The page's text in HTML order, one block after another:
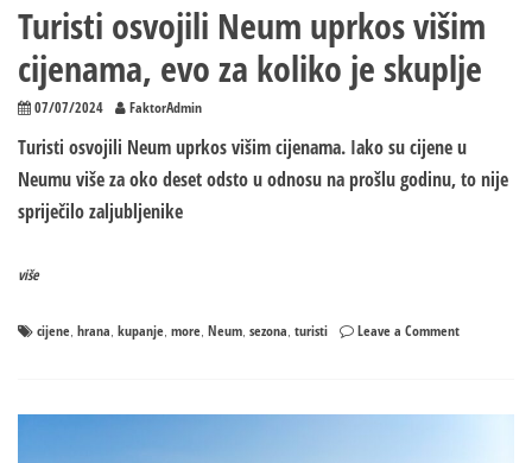
Turisti osvojili Neum uprkos višim
cijenama, evo za koliko je skuplje
07/07/2024 FaktorAdmin
Turisti osvojili Neum uprkos višim cijenama. Iako su cijene u
Neumu više za oko deset odsto u odnosu na prošlu godinu, to nije
spriječilo zaljubljenike
više
cijene, hrana, kupanje, more, Neum, sezona, turisti Leave a Commenton